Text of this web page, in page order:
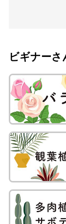
ビギナーさ